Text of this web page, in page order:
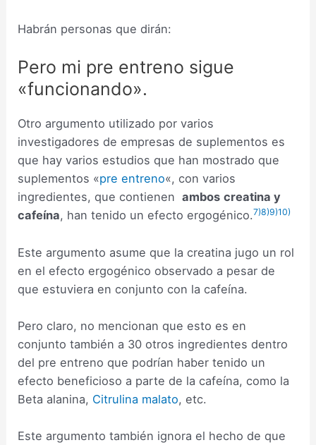
Habrán personas que dirán:
Pero mi pre entreno sigue
«funcionando».
Otro argumento utilizado por varios
investigadores de empresas de suplementos es
que hay varios estudios que han mostrado que
suplementos «pre entreno«, con varios
ingredientes, que contienenambos creatina y
cafeína, han tenido un efecto ergogénico.7)8)9)10)
Este argumento asume que la creatina jugo un rol
en el efecto ergogénico observado a pesar de
que estuviera en conjunto con la cafeína.
Pero claro, no mencionan que esto es en
conjunto también a 30 otros ingredientes dentro
del pre entreno que podrían haber tenido un
efecto beneficioso a parte de la cafeína, como la
Beta alanina, Citrulina malato, etc.
Este argumento también ignora el hecho de que